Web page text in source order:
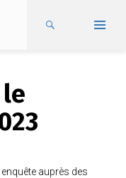
enquête auprès des